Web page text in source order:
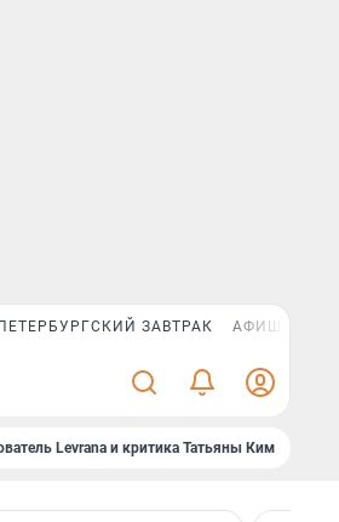
ПЕТЕРБУРГСКИЙ ЗАВТРАК АФИША PLUS
Levrana и критика Татьяны Ким